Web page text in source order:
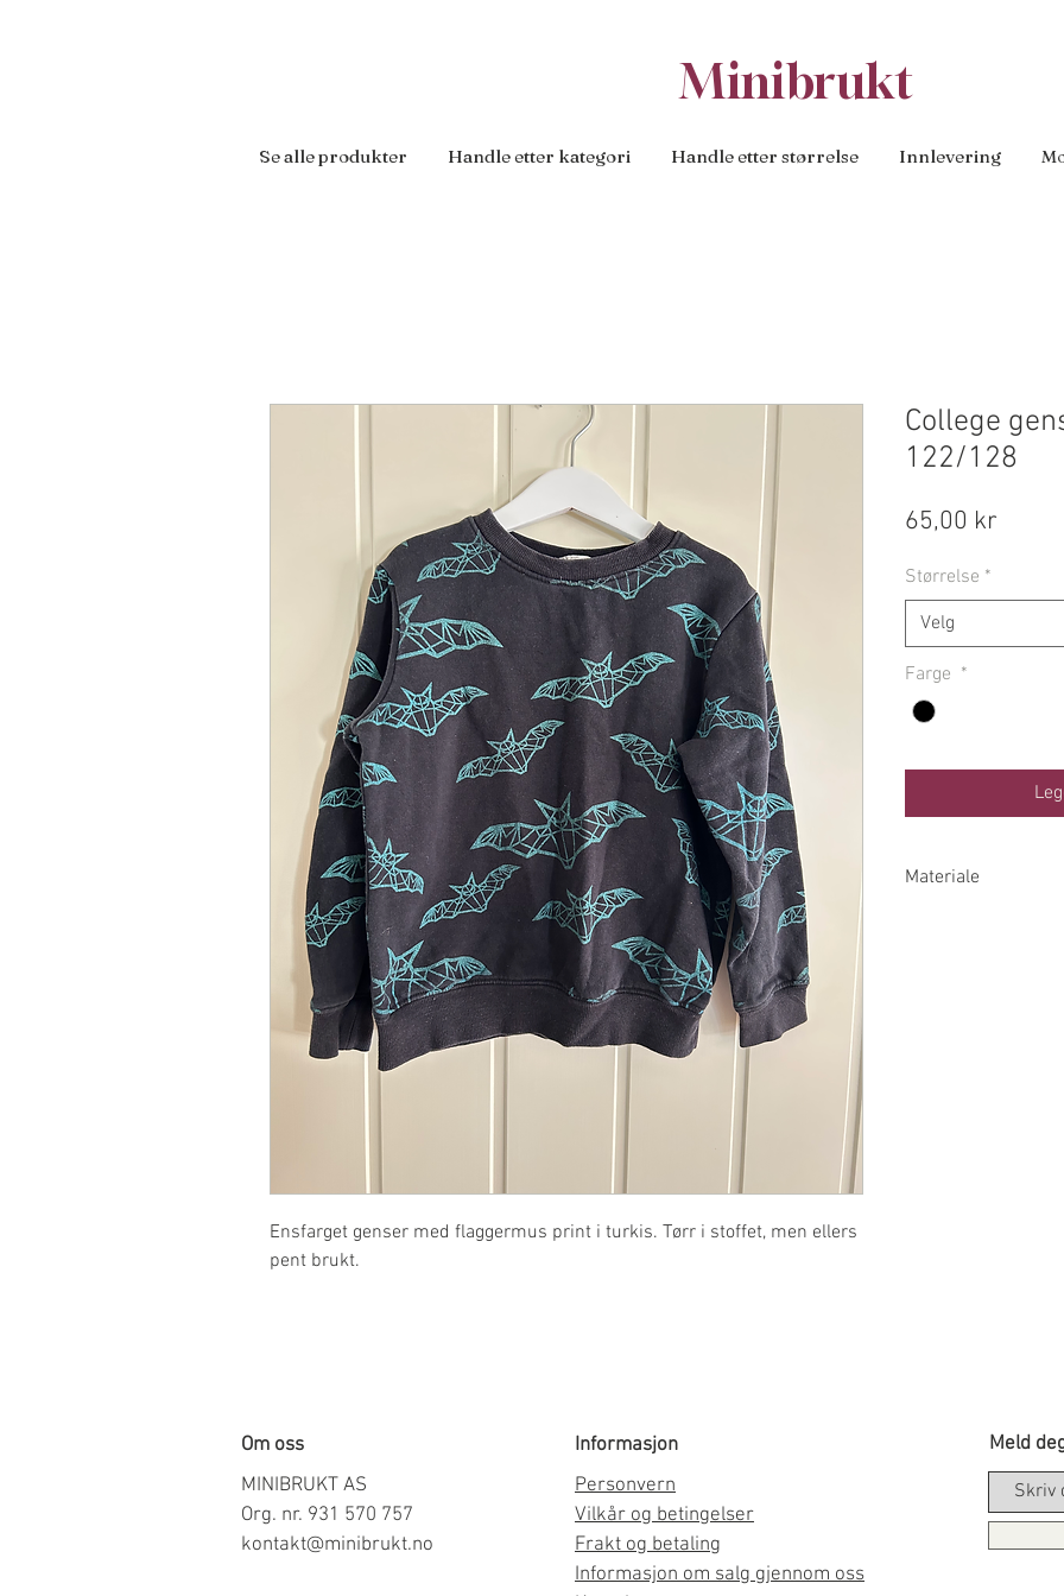
Minibrukt
Se alle produkter Handle etter kategori Handle etter størrelse Innlevering
Ensfarget genser med flaggermus print i turkis. Tørr i stoffet, men ellers
pent brukt.
College
122/128
65,00 kr
Størrelse *
Velg
Farge *
Materiale
Om oss
MINIBRUKT AS
Org. nr. 931 570 757
kontakt@minibrukt.no
Informasjon
Personvern
Vilkår og betingelser
Frakt og betaling
Informasjon om salg gjennom oss
Meld